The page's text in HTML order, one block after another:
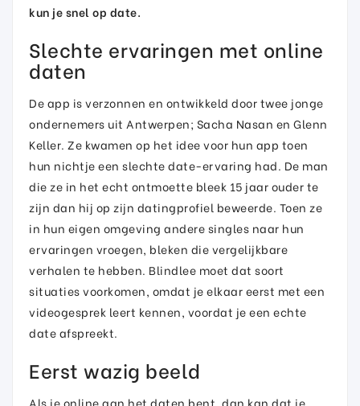
kun je snel op date.
Slechte ervaringen met online
daten
De app is verzonnen en ontwikkeld door twee jonge
ondernemers uit Antwerpen; Sacha Nasan en Glenn
Keller. Ze kwamen op het idee voor hun app toen
hun nichtje een slechte date-ervaring had. De man
die ze in het echt ontmoette bleek 15 jaar ouder te
zijn dan hij op zijn datingprofiel beweerde. Toen ze
in hun eigen omgeving andere singles naar hun
ervaringen vroegen, bleken die vergelijkbare
verhalen te hebben. Blindlee moet dat soort
situaties voorkomen, omdat je elkaar eerst met een
videogesprek leert kennen, voordat je een echte
date afspreekt.
Eerst wazig beeld
Als je online aan het daten bent, dan kan dat je